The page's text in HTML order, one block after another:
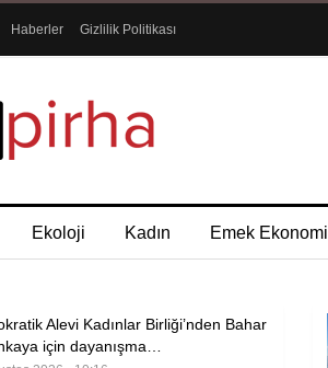
Haberler Gizlilik Politikası
Ekoloji Kadın Emek Ekonomi
Alevi Kadınlar Birliği’nden Bahar
için dayanışma…